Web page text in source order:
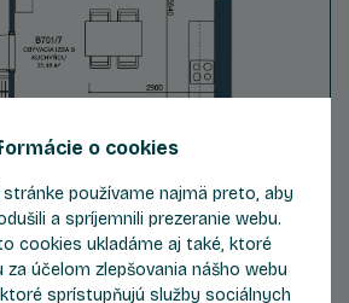
o cookies
používame najmä preto, aby
a spríjemnili prezeranie webu.
cookies ukladáme aj také, ktoré
za účelom zlepšovania nášho webu
sprístupňujú služby sociálnych